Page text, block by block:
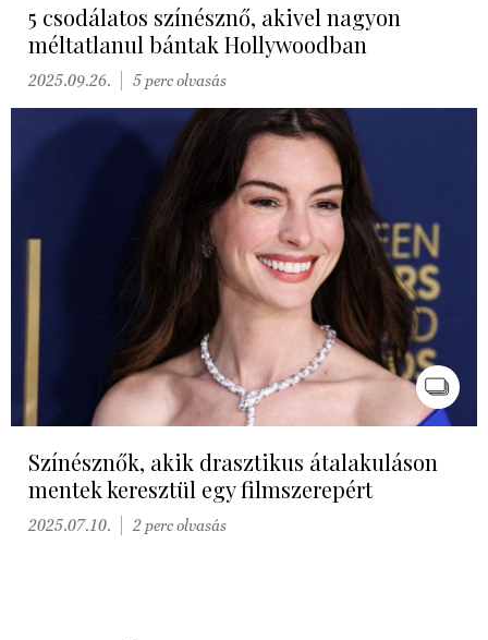
5 csodálatos színésznő, akivel nagyon
méltatlanul bántak Hollywoodban
2025.09.26. 5 perc olvasás
Színésznők, akik drasztikus átalakuláson
mentek keresztül egy filmszerepért
2025.07.10. 2 perc olvasás